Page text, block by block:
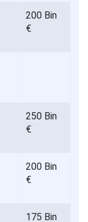
200 Bin
€
250 Bin
€
200 Bin
€
175 Bin